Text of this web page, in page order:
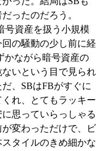
ったのだろう。
号資産を扱う小規模
の騒動の少し前に経
かながら暗号資産の
いという目で見られ
、SBはFBがすぐに
れ、とてもラッキー
思っていらっしゃる
変わっただけで、ビ
タイルのきめ細かな